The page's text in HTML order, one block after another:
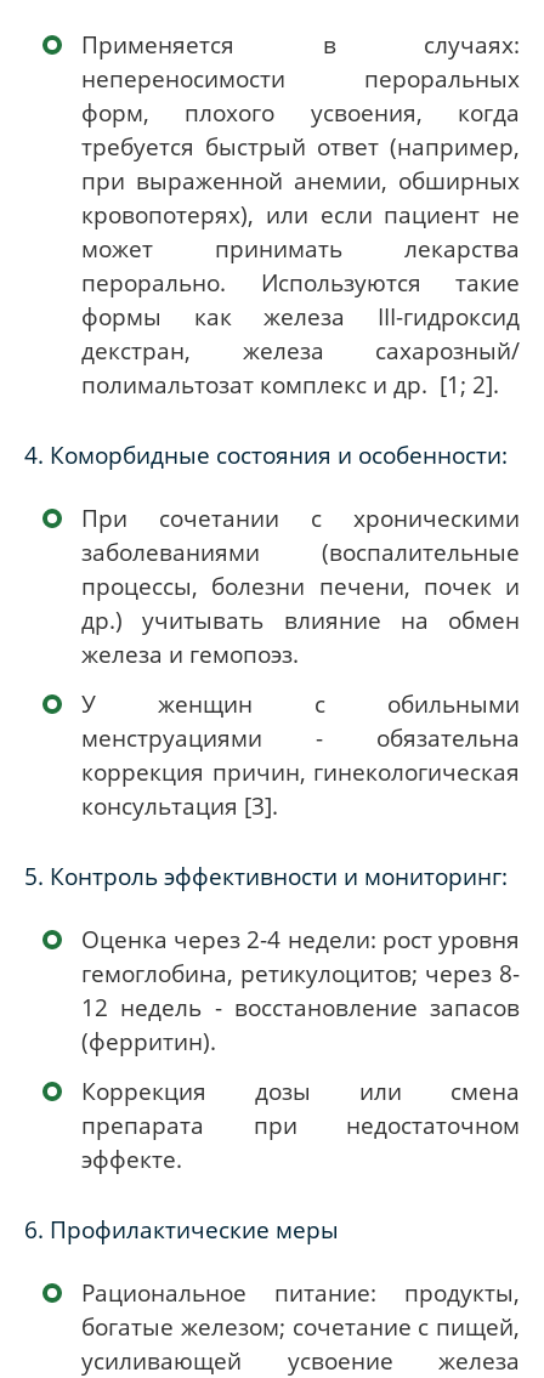
Применяется в случаях:
непереносимости пероральных
форм, плохого усвоения, когда
требуется быстрый ответ (например,
при выраженной анемии, обширных
кровопотерях), или если пациент не
может принимать лекарства
перорально. Используются такие
формы как железа III-гидроксид
декстран, железа сахарозный/
полимальтозат комплекс и др. [1 ; 2].
4. Коморбидные состояния и особенности:
При сочетании с хроническими
заболеваниями (воспалительные
процессы, болезни печени, почек и
др.) учитывать влияние на обмен
железа и гемопоэз.
У женщин с обильными
менструациями - обязательна
коррекция причин, гинекологическая
консультация [3].
5. Контроль эффективности и мониторинг:
Оценка через 2-4 недели: рост уровня
гемоглобина, ретикулоцитов; через 8-
12 недель - восстановление запасов
(ферритин).
Коррекция дозы или смена
препарата при недостаточном
эффекте.
6. Профилактические меры
Рациональное питание: продукты,
богатые железом; сочетание с пищей,
усиливающей усвоение железа